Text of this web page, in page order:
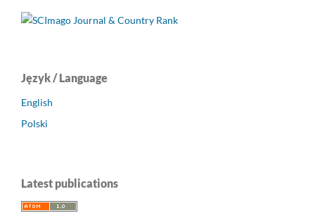
Język / Language
English
Polski
Latest publications